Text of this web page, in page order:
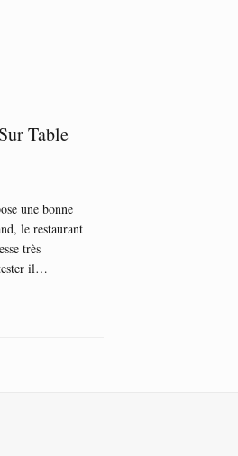
Table
une bonne
le restaurant
très
il…